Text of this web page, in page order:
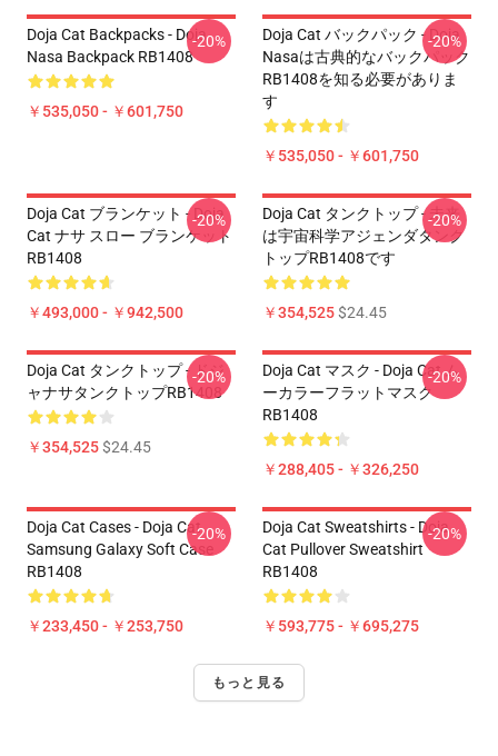
Doja Cat Backpacks - Doja
Nasa Backpack RB1408
￥535,050 - ￥601,750
-20%
Doja Cat バックパック - Doja
Nasaは古典的なバックパック
RB1408を知る必要がありま
す
￥535,050 - ￥601,750
-20%
Doja Cat ブランケット - Doja
Cat ナサ スロー ブランケット
RB1408
￥493,000 - ￥942,500
-20%
Doja Cat タンクトップ - 未来
は宇宙科学アジェンダタンク
トップRB1408です
￥354,525$24.45
-20%
Doja Cat タンクトップ - ドジ
ャナサタンクトップRB1408
￥354,525$24.45
-20%
Doja Cat マスク - Doja Cat ム
ーカラーフラットマスク
RB1408
￥288,405 - ￥326,250
-20%
Doja Cat Cases - Doja Cat
Samsung Galaxy Soft Case
RB1408
￥233,450 - ￥253,750
-20%
Doja Cat Sweatshirts - Doja
Cat Pullover Sweatshirt
RB1408
￥593,775 - ￥695,275
-20%
もっと見る